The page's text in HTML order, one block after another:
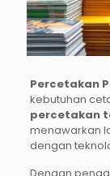
Percetakan
kebutuhan
percetakan
menawarkan
dengan